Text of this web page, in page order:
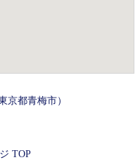
京都青梅市）
TOP